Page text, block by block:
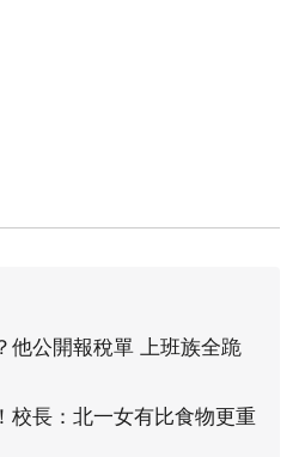
他公開報稅單 上班族全跪
校長：北一女有比食物更重